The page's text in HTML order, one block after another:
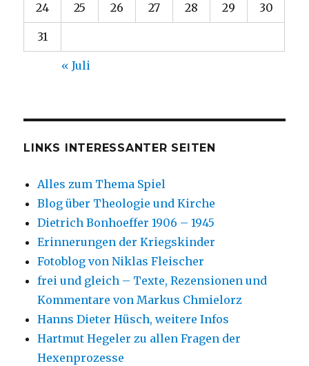
24 25 26 27 28 29 30
31
« Juli
LINKS INTERESSANTER SEITEN
Alles zum Thema Spiel
Blog über Theologie und Kirche
Dietrich Bonhoeffer 1906 – 1945
Erinnerungen der Kriegskinder
Fotoblog von Niklas Fleischer
frei und gleich – Texte, Rezensionen und
Kommentare von Markus Chmielorz
Hanns Dieter Hüsch, weitere Infos
Hartmut Hegeler zu allen Fragen der
Hexenprozesse